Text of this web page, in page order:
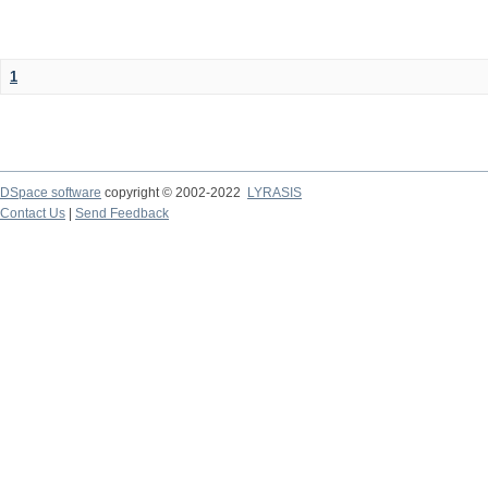
1
DSpace software copyright © 2002-2022
LYRASIS
Contact Us
Send Feedback